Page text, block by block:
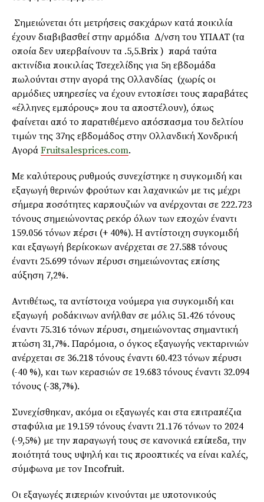
Σημειώνεται ότι μετρήσεις σακχάρων κατά ποικιλία
έχουν διαβιβασθεί στην αρμόδια Δ/νση του ΥΠΑΑΤ (τα
οποία δεν υπερβαίνουν τα .5,5.Brix ) παρά ταύτα
ακτινίδια ποικιλίας Τσεχελίδης για 5η εβδομάδα
πωλούνται στην αγορά της Ολλανδίας (χωρίς οι
αρμόδιες υπηρεσίες να έχουν εντοπίσει τους παραβάτες
«έλληνες εμπόρους» που τα αποστέλουν), όπως
φαίνεται από το παρατιθέμενο απόσπασμα του δελτίου
τιμών της 37ης εβδομάδος στην Ολλανδική Χονδρική
Αγορά Fruitsalesprices.com.
Με καλύτερους ρυθμούς συνεχίστηκε η συγκομιδή και
εξαγωγή θερινών φρούτων και λαχανικών με τις μέχρι
σήμερα ποσότητες καρπουζιών να ανέρχονται σε 222.723
τόνους σημειώνοντας ρεκόρ όλων των εποχών έναντι
159.056 τόνων πέρσι (+ 40%). Η αντίστοιχη συγκομιδή
και εξαγωγή βερίκοκων ανέρχεται σε 27.588 τόνους
έναντι 25.699 τόνων πέρυσι σημειώνοντας επίσης
αύξηση 7,2%.
Αντιθέτως, τα αντίστοιχα νούμερα για συγκομιδή και
εξαγωγή ροδάκινων ανήλθαν σε μόλις 51.426 τόνους
έναντι 75.316 τόνων πέρυσι, σημειώνοντας σημαντική
πτώση 31,7%. Παρόμοια, ο όγκος εξαγωγής νεκταρινιών
ανέρχεται σε 36.218 τόνους έναντι 60.423 τόνων πέρυσι
(-40 %), και των κερασιών σε 19.683 τόνους έναντι 32.094
τόνους (-38,7%).
Συνεχίσθηκαν, ακόμα οι εξαγωγές και στα επιτραπέζια
σταφύλια με 19.159 τόνους έναντι 21.176 τόνων το 2024
(-9,5%) με την παραγωγή τους σε κανονικά επίπεδα, την
ποιότητά τους υψηλή και τις προοπτικές να είναι καλές,
σύμφωνα με τον Incofruit.
Οι εξαγωγές πιπεριών κινούνται με υποτονικούς